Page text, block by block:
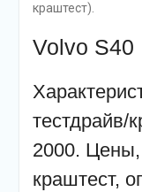
краштест).
Volvo S40
тестдрайв/
2000. Цены,
краштест,